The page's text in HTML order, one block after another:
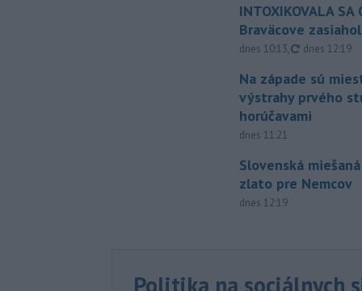
INTOXIKOVALA SA
Braväcove
dnes 10:13, aktualizované
dnes 12:19
Na západe sú
výstrahy prvého
horúčavami
dnes 11:21
Slovenská
zlato pre Nemcov
dnes 12:19
Politika na sociálnych